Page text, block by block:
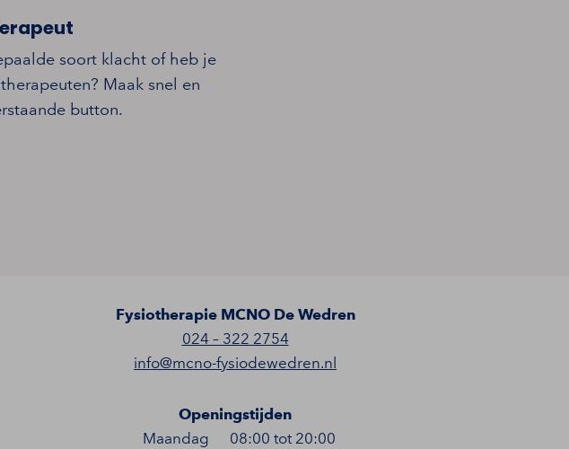
soort klacht of heb je
Maak snel en
button.
Fysiotherapie MCNO De Wedren
024 – 322 2754
info@mcno-fysiodewedren.nl
Openingstijden
Maandag
08:00 tot 20:00